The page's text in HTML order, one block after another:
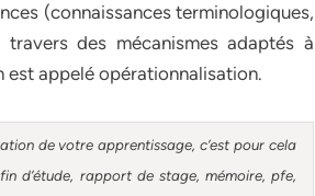
(connaissances terminologiques,
des mécanismes adaptés à
appelé opérationnalisation.
de votre apprentissage, c’est pour cela
d’étude, rapport de stage, mémoire, pfe,